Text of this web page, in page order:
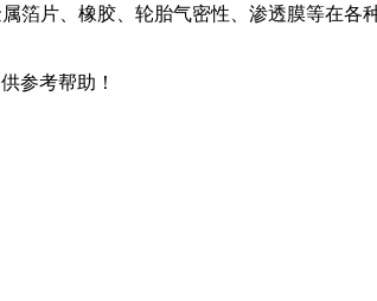
箔片、橡胶、轮胎气密性、渗透膜等在
参考帮助！